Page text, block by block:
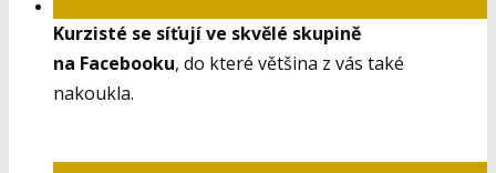
Kurzisté se síťují ve skvělé skupině
na Facebooku, do které většina z vás také
nakoukla.